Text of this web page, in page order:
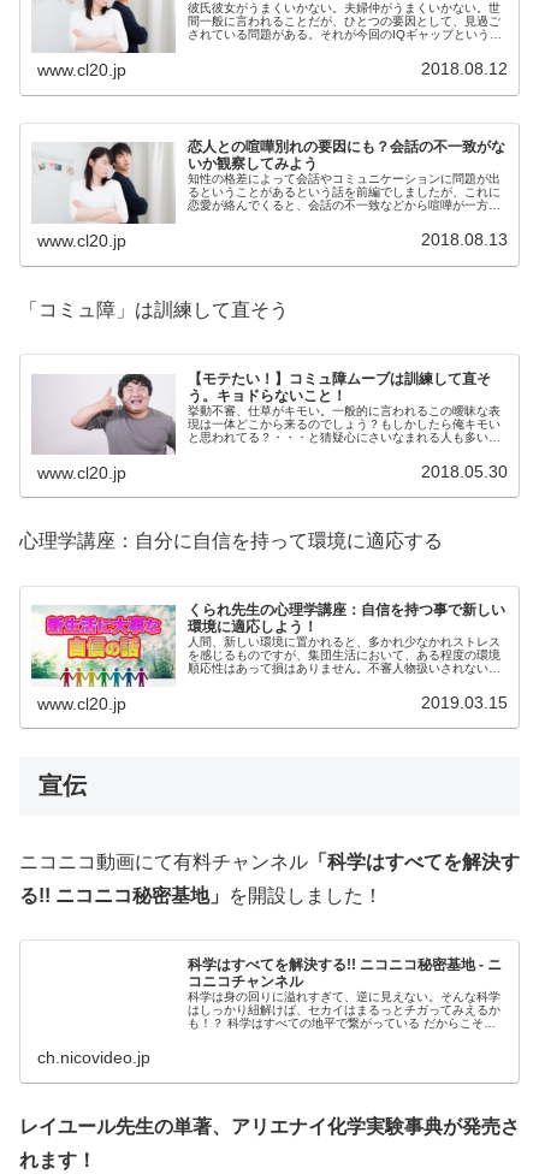
彼氏彼女がうまくいかない。夫婦仲がうまくいかない。世
間一般に言われることだが、ひとつの要因として、見過ご
されている問題がある。それが今回のIQギャップというも
www.cl20.jp 2018.08.12
恋人との喧嘩別れの要因にも？会話の不一致がな
いか観察してみよう
知性の格差によって会話やコミュニケーションに問題が出
るということがあるという話を前編でしましたが、これに
恋愛が絡んでくると、会話の不一致などから喧嘩が一方的
www.cl20.jp 2018.08.13
「コミュ障」は訓練して直そう
【モテたい！】コミュ障ムーブは訓練して直そ
う。キョドらないこと！
挙動不審、仕草がキモい。一般的に言われるこの曖昧な表
現は一体どこから来るのでしょう？もしかしたら俺キモい
と思われてる？・・・と猜疑心にさいなまれる人も多いわ
www.cl20.jp 2018.05.30
心理学講座：自分に自信を持って環境に適応する
くられ先生の心理学講座：自信を持つ事で新しい
環境に適応しよう！
人間、新しい環境に置かれると、多かれ少なかれストレス
を感じるものですが、集団生活において、ある程度の環境
順応性はあって損はありません。不審人物扱いされないた
www.cl20.jp 2019.03.15
宣伝
ニコニコ動画にて有料チャンネル 「科学はすべてを解決す
る!! ニコニコ秘密基地」
を開設しました！
科学はすべてを解決する!! ニコニコ秘密基地 - ニ
コニコチャンネル
科学は身の回りに溢れすぎて、逆に見えない。そんな科学
はしっかり紐解けば、セカイはまるっとチガってみえるか
も！？ 科学はすべての地平で繋がっている だからこそマ
ch.nicovideo.jp
レイユール先生の単著、アリエナイ化学実験事典が発売さ
れます！